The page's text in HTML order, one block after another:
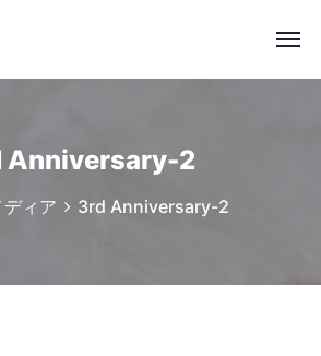
Anniversary-2
ディア 3rd Anniversary-2